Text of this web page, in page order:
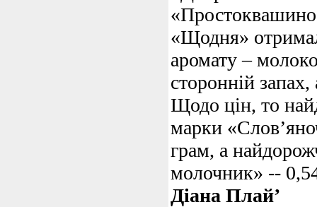
«Щодня»
аромату –
сторонній запах,
Щодо цін, то
марки
грам, а
молочник» --
Діана Плай’